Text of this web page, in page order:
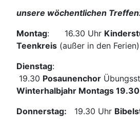
unsere wöchentlichen
Montag: 16.30 Uhr
Teenkreis (außer in den Ferien)
Dienstag:
19.30 Posaunenchor
Winterhalbjahr Montags
Donnerstag: 19.30 Uhr